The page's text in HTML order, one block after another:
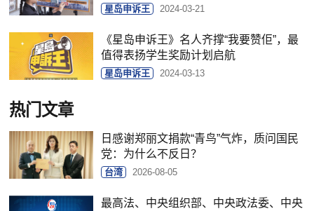
星岛申诉王 2024-03-21
《星岛申诉王》名人齐撑“我要赞佢”，最
值得表扬学生奖励计划启航
星岛申诉王 2024-03-13
热门文章
日感谢郑丽文捐款“青鸟”气炸，质问国民
党：为什么不反日？
台湾 2026-08-05
最高法、中央组织部、中央政法委、中央